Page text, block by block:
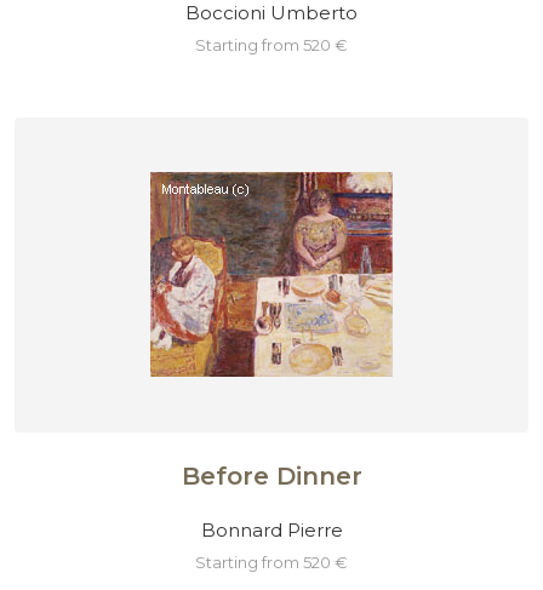
Boccioni Umberto
starting from 520 €
Before Dinner
Bonnard Pierre
starting from 520 €